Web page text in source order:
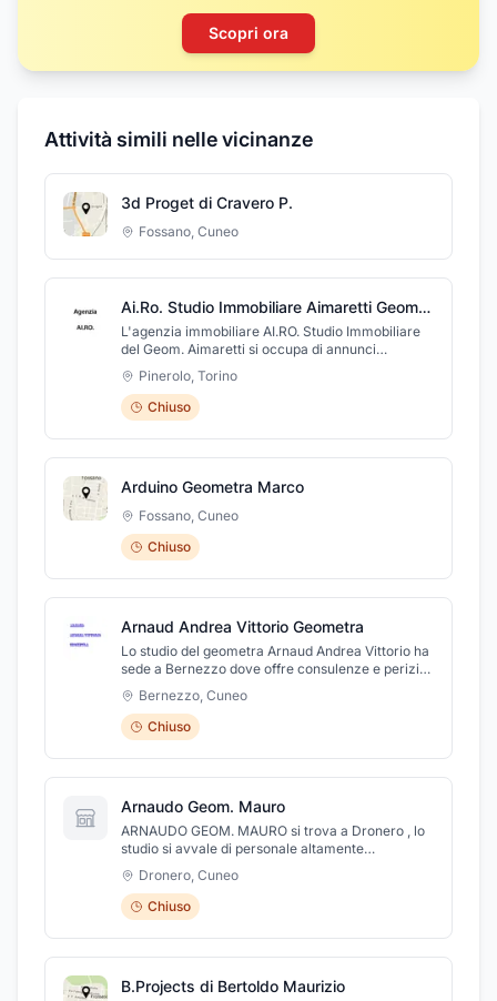
Scopri ora
Attività simili nelle vicinanze
3d Proget di Cravero P.
Fossano, Cuneo
Ai.Ro. Studio Immobiliare Aimaretti Geometra Giangiorgio
L'agenzia immobiliare AI.RO. Studio Immobiliare
del Geom. Aimaretti si occupa di annunci
immobiliari di: case, appartamenti, ville,
monolocali, bilocali, trilocali, quadrilocali, uffici in
vendita e affitto a Pinerolo e in provincia di Torino.
Consulente di parte in contenzioso civile. Effettua
inoltre stime immobiliari e perizie. Lo staff,
cortese e professionale, è in grado di soddisfare le
aspetta a Pinerolo, in provincia di Torino, in via
Montegrappa, 24.
Pinerolo, Torino
Chiuso
Arduino Geometra Marco
Fossano, Cuneo
Chiuso
Arnaud Andrea Vittorio Geometra
Lo studio del geometra Arnaud Andrea Vittorio ha
sede a Bernezzo dove offre consulenze e perizie
immobiliari, servizi topografici, progettazioni edili,
direzione lavori. Lo studio dispone di uno staff di
collaboratori esperti in materia che offrono
un'assistenza puntuale e distintiva. Da Noi
troverai sempre gentilezza, cortesia e
professionalità.
Bernezzo, Cuneo
Chiuso
Arnaudo Geom. Mauro
ARNAUDO GEOM. MAURO si trova a Dronero , lo
studio si avvale di personale altamente
specializzato e con una lunga esperienza nel
settore in grado di soddisfare appieno ogni tipo di
richiesta del mercato. È in grado di occuparsi di
calcoli strutturali, di disbrigo pratiche catastali, di
direzione lavori, di recupero e risanamento di
strutture edili di ogni tipo.
Dronero, Cuneo
Chiuso
B.Projects di Bertoldo Maurizio